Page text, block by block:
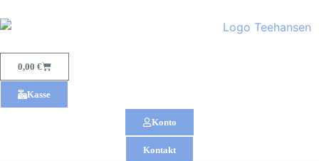
0,00 €
Kasse
Konto
Kontakt